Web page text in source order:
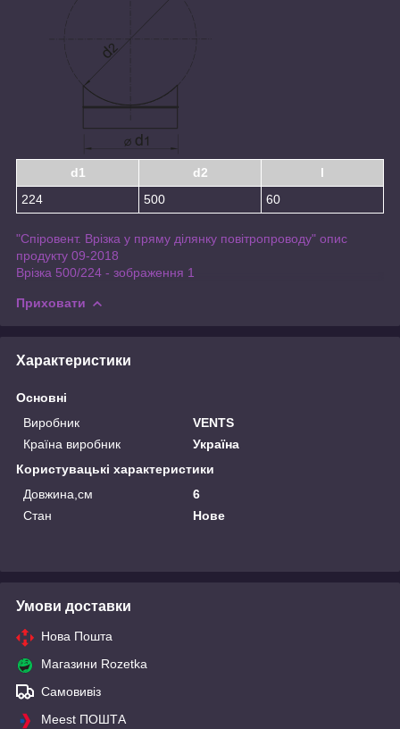
d1 d2
l
224
500 60
"Спіровент. Врізка у пряму ділянку повітропроводу" опис
продукту 09-2018
Врізка 500/224 - зображення 1
Приховати
Характеристики
Основні
Виробник
VENTS
Країна виробник
Україна
Користувацькі характеристики
Довжина,см
6
Стан
Нове
Умови доставки
Нова Пошта
Магазини Rozetka
Самовивіз
Meest ПОШТА